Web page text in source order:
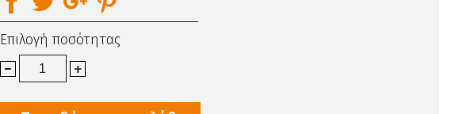
Επιλογή ποσότητας